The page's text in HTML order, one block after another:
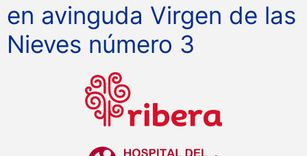
en avinguda Virgen de las
Nieves número 3